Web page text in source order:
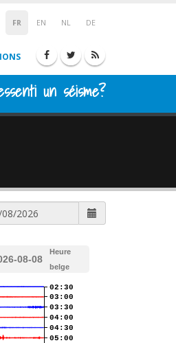
FR EN NL DE
un séisme?
08-08
Heure
belge
02:30
03:00
03:30
04:00
04:30
05:00